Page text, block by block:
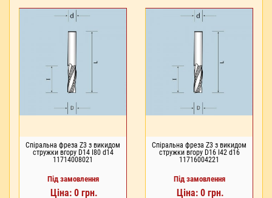
Спіральна фреза Z3 з викидом
стружки вгору D14 I80 d14
11714008021
Під замовлення
Ціна: 0 грн.
Спіральна фреза Z3 з викидом
стружки вгору D16 I42 d16
11716004221
Під замовлення
Ціна: 0 грн.